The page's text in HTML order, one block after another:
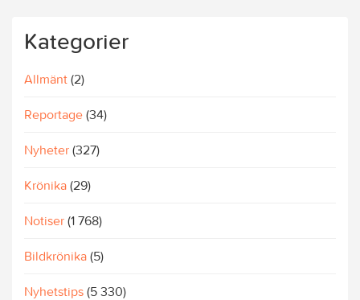
Kategorier
Allmänt (2)
Reportage (34)
Nyheter (327)
Krönika (29)
Notiser (1 768)
Bildkrönika (5)
Nyhetstips (5 330)